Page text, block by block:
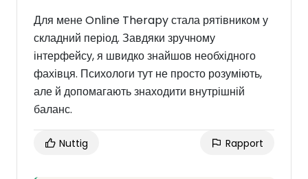
Для мене Online Therapy стала рятівником у
складний період. Завдяки зручному
інтерфейсу, я швидко знайшов необхідного
фахівця. Психологи тут не просто розуміють,
але й допомагають знаходити внутрішній
баланс.
Nuttig Rapport